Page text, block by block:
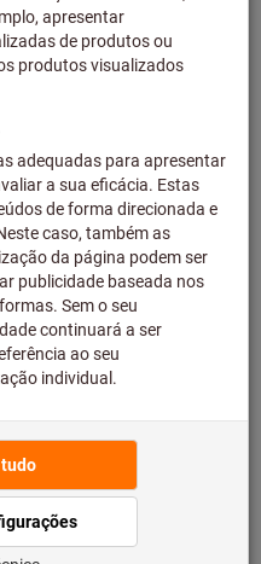
198-5
Preço por 1 Peça
IVA à taxa atual
Preços mais
custos de entrega
de entrega aprox.: 1-2